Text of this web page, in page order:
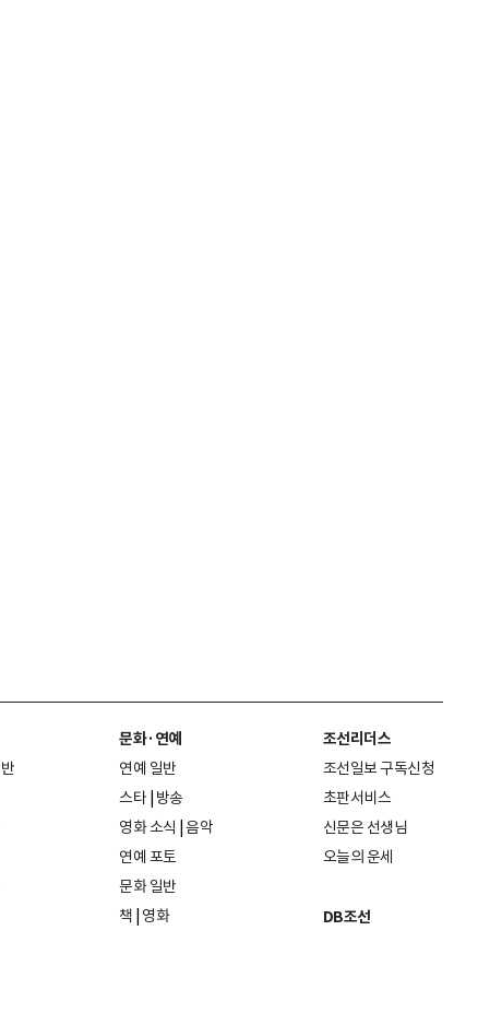
문화·연예
연예 일반
스타 방송
영화 소식 음악
연예 포토
문화 일반
책
영화
조선리더스
조선일보 구독신청
초판서비스
신문은 선생님
오늘의 운세
DB조선